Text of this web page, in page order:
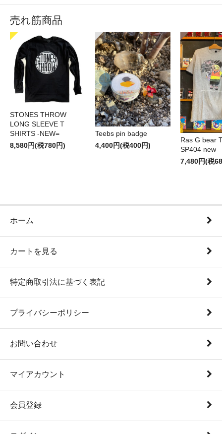
売れ筋商品
STONES THROW
LONG SLEEVE T
SHIRTS -NEW=
8,580円(税780円)
Teebs pin badge
4,400円(税400円)
Ras G bear
SP404 new
7,480円(税
ホーム
カートを見る
特定商取引法に基づく表記
プライバシーポリシー
お問い合わせ
マイアカウント
会員登録